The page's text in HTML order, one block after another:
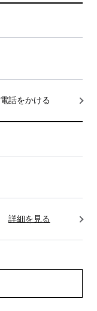
電話をかける
詳細を見る